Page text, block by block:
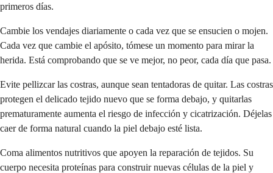
primeros días.
Cambie los vendajes diariamente o cada vez que se ensucien o mojen.
Cada vez que cambie el apósito, tómese un momento para mirar la
herida. Está comprobando que se ve mejor, no peor, cada día que pasa.
Evite pellizcar las costras, aunque sean tentadoras de quitar. Las costras
protegen el delicado tejido nuevo que se forma debajo, y quitarlas
prematuramente aumenta el riesgo de infección y cicatrización. Déjelas
caer de forma natural cuando la piel debajo esté lista.
Coma alimentos nutritivos que apoyen la reparación de tejidos. Su
cuerpo necesita proteínas para construir nuevas células de la piel y